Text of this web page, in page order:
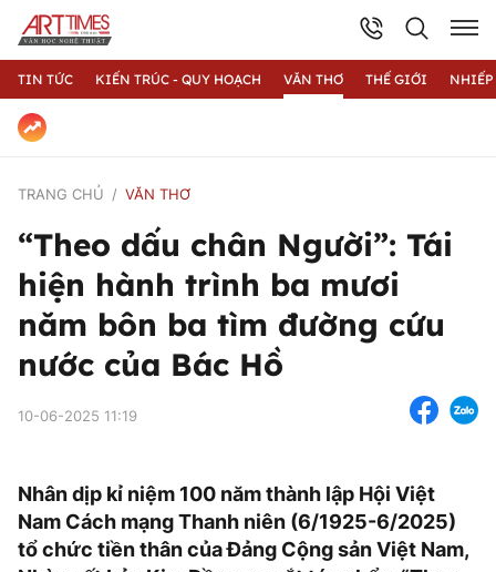
TIN TỨC KIẾN TRÚC - QUY HOẠCH VĂN THƠ THẾ GIỚI
TRANG CHỦ VĂN THƠ
“Theo dấu chân Người”: Tái
hiện hành trình ba mươi
năm bôn ba tìm đường cứu
nước của Bác Hồ
10-06-2025 11:19
Nhân dịp kỉ niệm 100 năm thành lập Hội Việt
Nam Cách mạng Thanh niên (6/1925-6/2025)
tổ chức tiền thân của Đảng Cộng sản Việt Nam,